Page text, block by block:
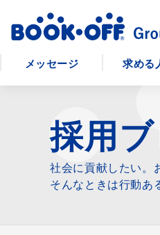
メッセージ 求める
採用
社会に貢献したい。
そんなときは行動あ